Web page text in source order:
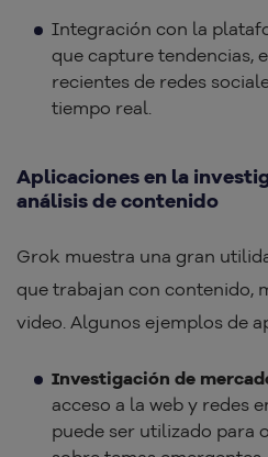
Integración con la
que capture tendencias,
recientes de redes
tiempo real.
Aplicaciones en la
análisis de contenido
Grok muestra una gran
que trabajan con contenido,
video. Algunos ejemplos de
Investigación de
acceso a la web y redes
puede ser utilizado para